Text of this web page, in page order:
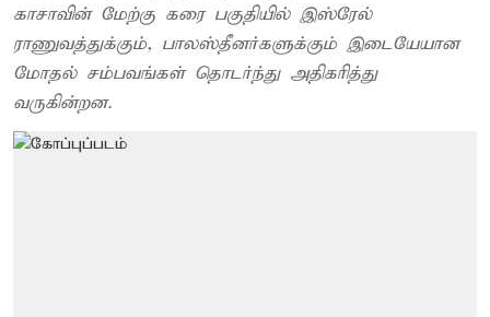
காசாவின் மேற்கு கரை பகுதியில் இஸ்ரேல்
ராணுவத்துக்கும், பாலஸ்தீனர்களுக்கும் இடையேயான
மோதல் சம்பவங்கள் தொடர்ந்து அதிகரித்து
வருகின்றன.